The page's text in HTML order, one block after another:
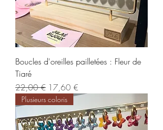
Boucles d'oreilles pailletées : Fleur de
Tiaré
Prix original
22,00 € Prix promotionnel
17,60 €
Plusieurs coloris